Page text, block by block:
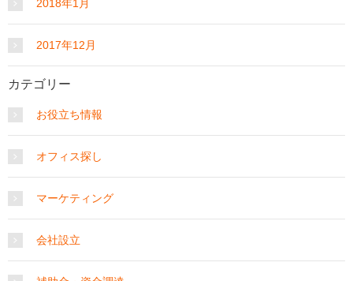
2018年1月
2017年12月
カテゴリー
お役立ち情報
オフィス探し
マーケティング
会社設立